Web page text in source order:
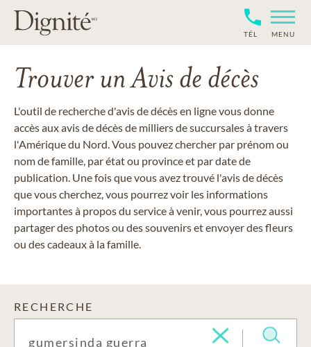
TÉL MENU
Trouver un Avis de décès
L'outil de recherche d'avis de décès en ligne vous donne
accès aux avis de décès de milliers de succursales à travers
l'Amérique du Nord. Vous pouvez chercher par prénom ou
nom de famille, par état ou province et par date de
publication. Une fois que vous avez trouvé l'avis de décès
que vous cherchez, vous pourrez voir les informations
importantes à propos du service à venir, vous pourrez aussi
partager des photos ou des souvenirs et envoyer des fleurs
ou des cadeaux à la famille.
RECHERCHE